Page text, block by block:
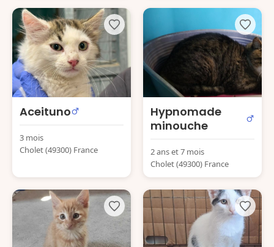
Aceituno
3 mois
Cholet (49300) France
Hypnomade
minouche
2 ans et 7 mois
Cholet (49300) France